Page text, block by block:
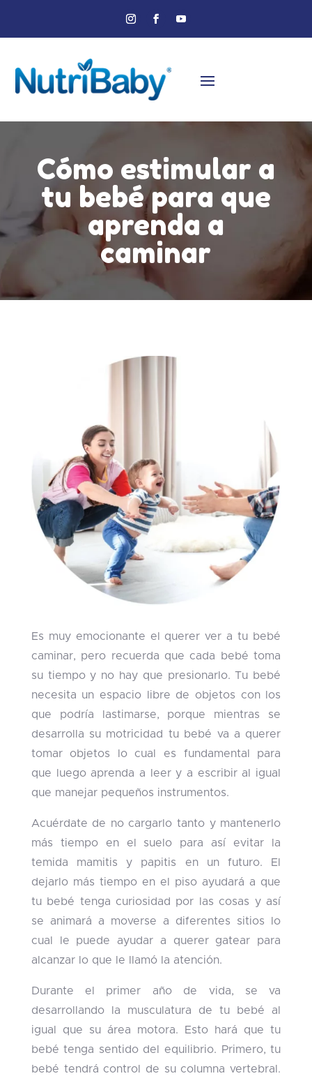
Cómo estimular a
tu bebé para que
aprenda a
caminar
Es muy emocionante el querer ver a tu bebé
caminar, pero recuerda que cada bebé toma
su tiempo y no hay que presionarlo. Tu bebé
necesita un espacio libre de objetos con los
que podría lastimarse, porque mientras se
desarrolla su motricidad tu bebé va a querer
tomar objetos lo cual es fundamental para
que luego aprenda a leer y a escribir al igual
que manejar pequeños instrumentos.
Acuérdate de no cargarlo tanto y mantenerlo
más tiempo en el suelo para así evitar la
temida mamitis y papitis en un futuro. El
dejarlo más tiempo en el piso ayudará a que
tu bebé tenga curiosidad por las cosas y así
se animará a moverse a diferentes sitios lo
cual le puede ayudar a querer gatear para
alcanzar lo que le llamó la atención.
Durante el primer año de vida, se va
desarrollando la musculatura de tu bebé al
igual que su área motora. Esto hará que tu
bebé tenga sentido del equilibrio. Primero, tu
bebé tendrá control de su columna vertebral.